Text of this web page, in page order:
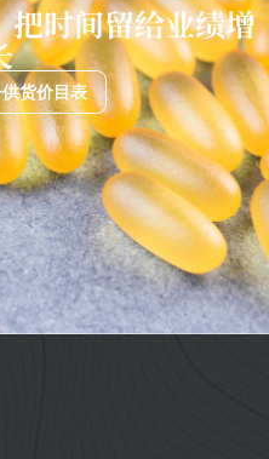
时间留给业绩增
货价目表